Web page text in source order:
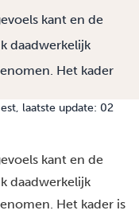
kant en de
daadwerkelijk
Het kader
, laatste update: 02
kant en de
daadwerkelijk
Het kader is